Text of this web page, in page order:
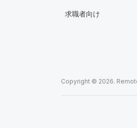
求職者向け
Copyright © 2026.